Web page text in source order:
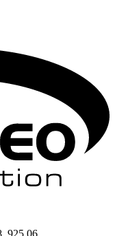
925 06